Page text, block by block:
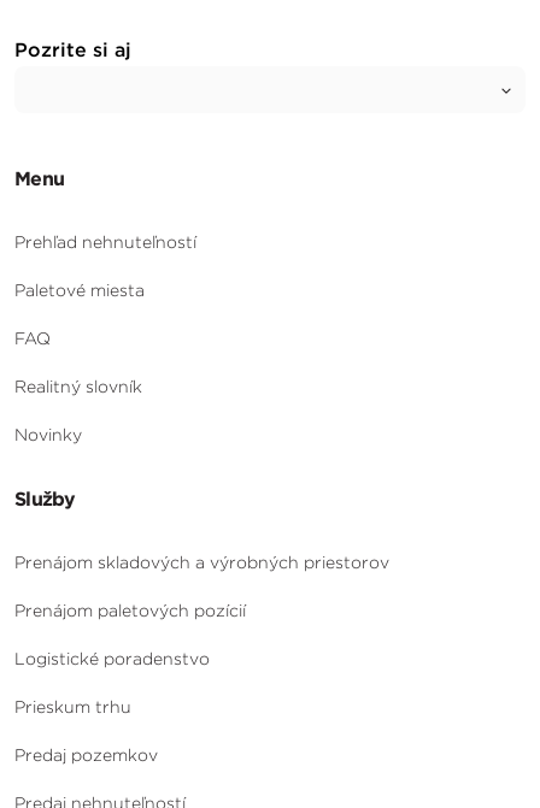
Pozrite si aj
Menu
Prehľad nehnuteľností
Paletové miesta
FAQ
Realitný slovník
Novinky
Služby
Prenájom skladových a výrobných priestorov
Prenájom paletových pozícií
Logistické poradenstvo
Prieskum trhu
Predaj pozemkov